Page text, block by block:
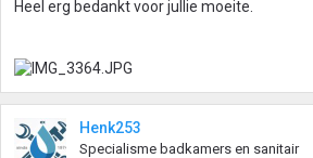
Heel erg bedankt voor jullie moeite.
Henk253
Specialisme badkamers en sanitair